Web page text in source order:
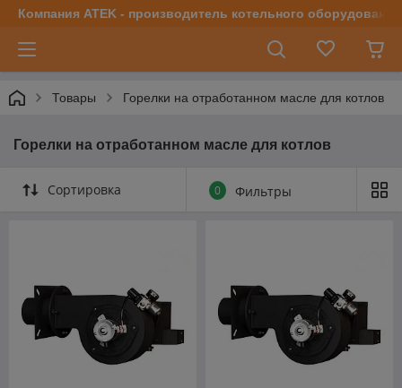
Компания ATEK - производитель котельного оборудования
Товары Горелки на отработанном масле для котлов
Горелки на отработанном масле для котлов
Сортировка 0 Фильтры